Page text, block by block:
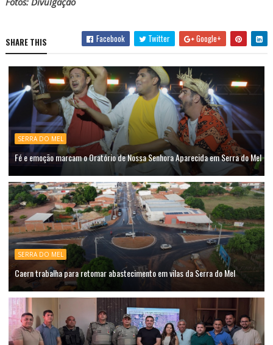
SHARE THIS Facebook Twitter Google+
SERRA DO MEL
Fé e emoção marcam o Oratório de Nossa Senhora Aparecida em Serra do Mel
SERRA DO MEL
Caern trabalha para retomar abastecimento em vilas da Serra do Mel